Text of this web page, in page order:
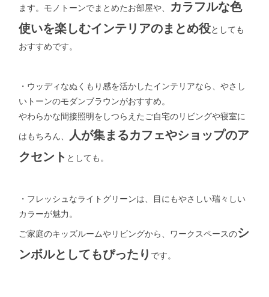
ます。モノトーンでまとめたお部屋や、
カラフルな色
使いを楽しむインテリアのまとめ役としても
おすすめです。
・ウッディなぬくもり感を活かしたインテリアなら、やさし
いトーンのモダンブラウンがおすすめ。
やわらかな間接照明をしつらえたご自宅のリビングや寝室に
はもちろん、
人が集まるカフェやショップのア
クセント としても。
・フレッシュなライトグリーンは、目にもやさしい瑞々しい
カラーが魅力。
ご家庭のキッズルームやリビングから、ワークスペースのシ
ンボルとしてもぴったり です。